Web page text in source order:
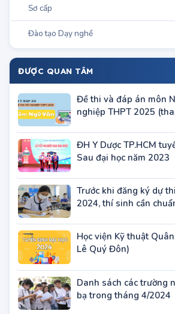
Cao đẳng & Trung cấp
Sơ cấp
Đào tạo Dạy nghề
ĐƯỢC QUAN TÂM
nghiệp THPT 2025
Sau đại học năm 2023
2024, thí sinh cần
Lê Quý Đôn)